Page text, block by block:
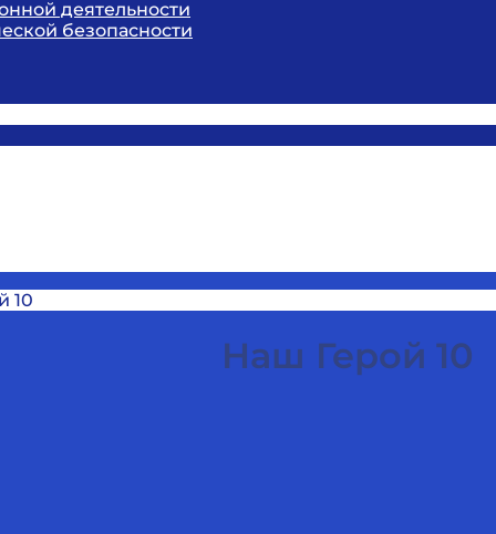
деятельности
безопасности
10
Наш Герой 10